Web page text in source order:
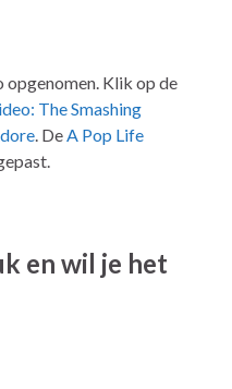
opgenomen. Klik op de
The Smashing
. De A Pop Life
en wil je het